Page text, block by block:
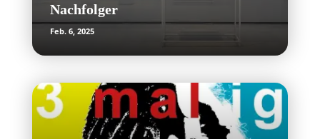
Nachfolger
Feb. 6, 2025